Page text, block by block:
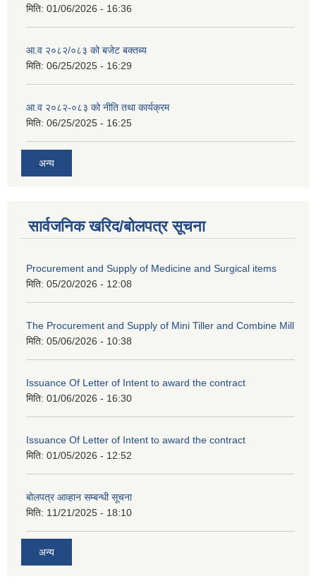
मिति: 01/06/2026 - 16:36
आ.व २०८२/०८३ को बजेट बक्तब्य
मिति: 06/25/2025 - 16:29
आ.व २०८२-०८३ को नीति तथा कार्यक्रम
मिति: 06/25/2025 - 16:25
अन्य
सार्वजनिक खरिद/बोलपत्र सूचना
Procurement and Supply of Medicine and Surgical items
मिति: 05/20/2026 - 12:08
The Procurement and Supply of Mini Tiller and Combine Mill
मिति: 05/06/2026 - 10:38
Issuance Of Letter of Intent to award the contract
मिति: 01/06/2026 - 16:30
Issuance Of Letter of Intent to award the contract
मिति: 01/05/2026 - 12:52
बोलपत्र आव्हान सम्बन्धी सूचना
मिति: 11/21/2025 - 18:10
अन्य